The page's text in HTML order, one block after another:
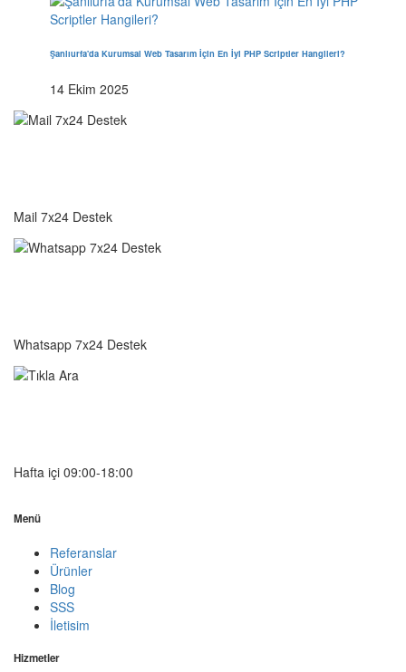
Şanlıurfa'da Kurumsal Web Tasarım İçin En İyi PHP Scriptler Hangileri?
14 Ekim 2025
Mail 7x24 Destek
Whatsapp 7x24 Destek
Hafta içi 09:00-18:00
Menü
Referanslar
Ürünler
Blog
SSS
İletisim
Hizmetler